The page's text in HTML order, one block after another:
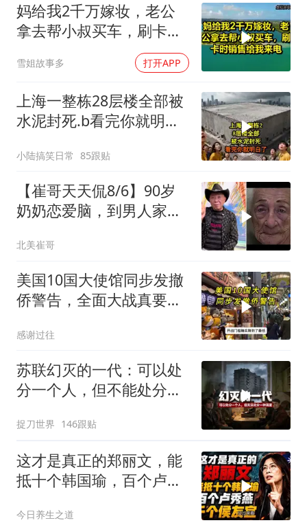
妈给我2千万嫁妆，老公
拿去帮小叔买车，刷卡时
雪姐故事多 打开APP
上海一整栋28层楼全部被
水泥封死.b看完你就明白
小陆搞笑日常 85跟贴
【崔哥天天侃8/6】90岁
奶奶恋爱脑，到男人家索
北美崔哥
美国10国大使馆同步发撤
侨警告，全面大战真要来
感谢过往
苏联幻灭的一代：可以处
分一个人，但不能处分一
捉刀世界 146跟贴
这才是真正的郑丽文，能
抵十个韩国瑜，百个卢秀
今日养生之道